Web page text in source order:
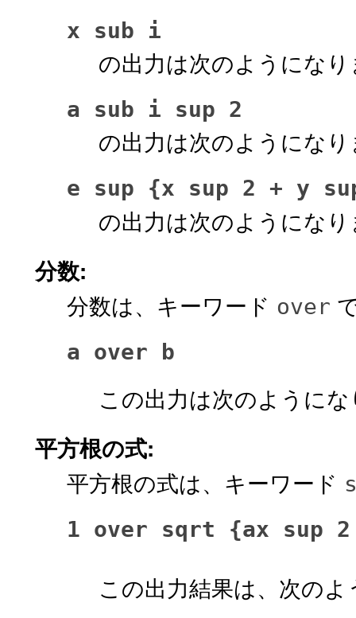
x sub i
の出力は次のようにな
a sub i sup 2
の出力は次のようにな
e sup {x sup 2 + y
の出力は次のようにな
分数:
分数は、キーワード over
a over b
この出力は次のように
平方根の式:
平方根の式は、キーワード
1 over sqrt {ax sup 2
この出力結果は、次の